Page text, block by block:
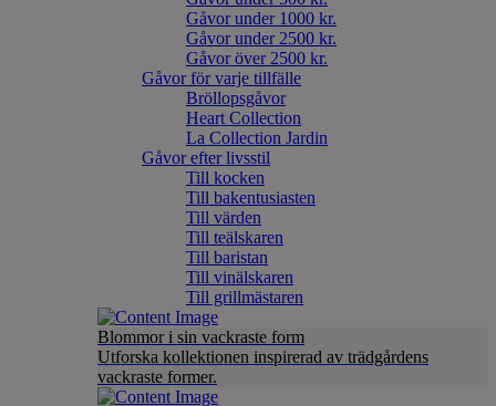
Gåvor under 1000 kr.
Gåvor under 2500 kr.
Gåvor över 2500 kr.
Gåvor för varje tillfälle
Bröllopsgåvor
Heart Collection
La Collection Jardin
Gåvor efter livsstil
Till kocken
Till bakentusiasten
Till värden
Till teälskaren
Till baristan
Till vinälskaren
Till grillmästaren
Blommor i sin vackraste form
Utforska kollektionen inspirerad av trädgårdens
vackraste former.